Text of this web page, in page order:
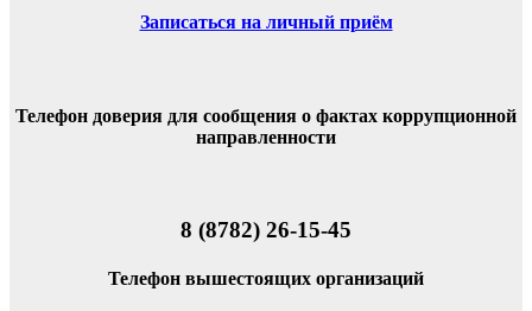
Записаться на личный приём
Телефон доверия для сообщения о фактах коррупционной
направленности
8 (8782) 26-15-45
Телефон вышестоящих организаций